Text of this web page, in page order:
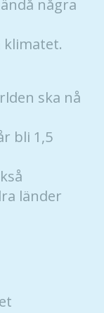
några
klimatet.
ska nå
bli 1,5
länder
för
ska